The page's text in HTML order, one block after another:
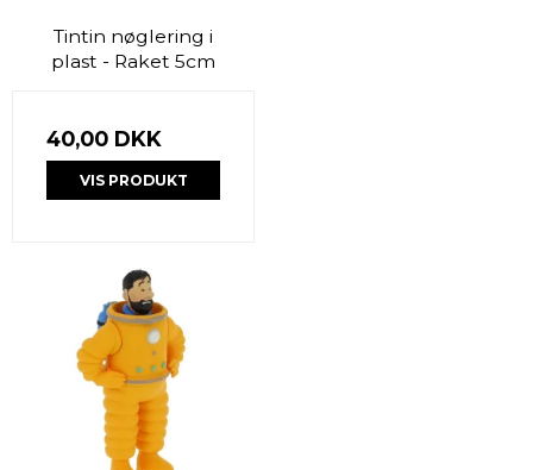
Tintin nøglering i
plast - Raket 5cm
40,00 DKK
VIS PRODUKT